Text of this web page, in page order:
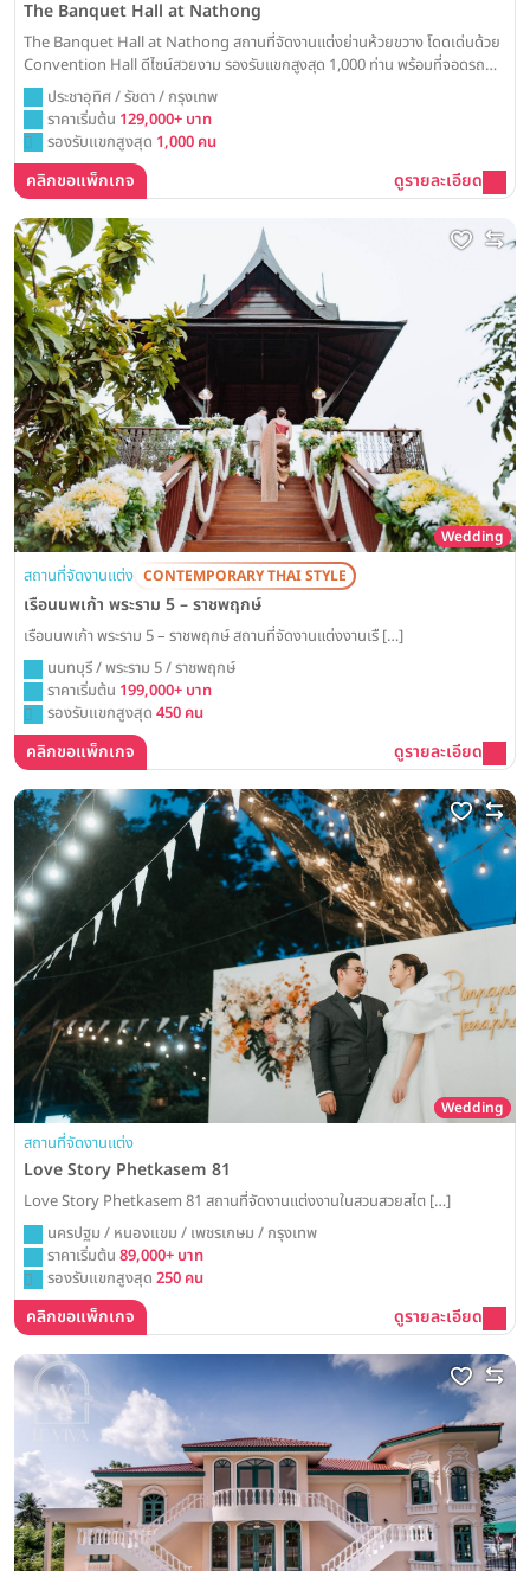
The Banquet Hall at Nathong
The Banquet Hall at Nathong สถานที่จัดงานแต่งย่านห้วยขวาง โดดเด่นด้วย
Convention Hall ดีไซน์สวยงาม รองรับแขกสูงสุด 1,000 ท่าน พร้อมที่จอดรถ
สะดวกสบาย Weddinglist ได้รวบรวมข้อมูลแพ็คเกจและราคาสำหรับการจัดงาน
แต่ง ณ ทอง ไว้ให้ครบแล้วที่นี่
ประชาอุทิศ / รัชดา / กรุงเทพ
ราคาเริ่มต้น 129,000+ บาท
รองรับแขกสูงสุด 1,000 คน
คลิกขอแพ็กเกจ ดูรายละเอียด
Wedding
สถานที่จัดงานแต่ง CONTEMPORARY THAI STYLE
เรือนนพเก้า พระราม 5 – ราชพฤกษ์
เรือนนพเก้า พระราม 5 – ราชพฤกษ์ สถานที่จัดงานแต่งงานเรื […]
นนทบุรี / พระราม 5 / ราชพฤกษ์
ราคาเริ่มต้น 199,000+ บาท
รองรับแขกสูงสุด 450 คน
คลิกขอแพ็กเกจ ดูรายละเอียด
Wedding
สถานที่จัดงานแต่ง
Love Story Phetkasem 81
Love Story Phetkasem 81 สถานที่จัดงานแต่งงานในสวนสวยสไต […]
นครปฐม / หนองแขม / เพชรเกษม / กรุงเทพ
ราคาเริ่มต้น 89,000+ บาท
รองรับแขกสูงสุด 250 คน
คลิกขอแพ็กเกจ ดูรายละเอียด